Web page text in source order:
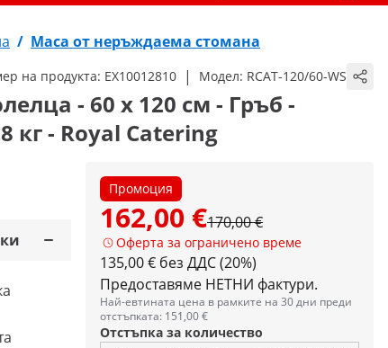
/ Маса от неръждаема стомана
на продукта: EX10012810 | Модел: RCAT-120/60-WS
- 60 x 120 см - Гръб -
кг - Royal Catering
Промоция
162,00 €170,00 €
Оферта за ограничено време
135,00 € без ДДС (20%)
Предоставяме НЕТНИ фактури.
Най-евтината цена в рамките на 30 дни преди
отстъпката: 151,00 €
Отстъпка за количество